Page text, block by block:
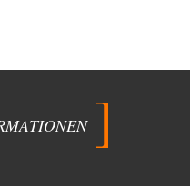
ist…
DIRTY OPERATING SYSTEM
arm sind wir, Herr Schneider?
Wertewesten schon eine Wende, die